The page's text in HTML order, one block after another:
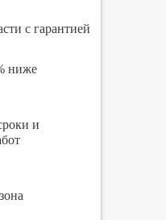
с гарантией
ниже
и